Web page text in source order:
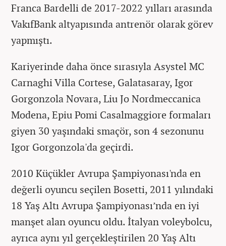
Franca Bardelli de 2017-2022 yılları arasında
VakıfBank altyapısında antrenör olarak görev
yapmıştı.
Kariyerinde daha önce sırasıyla Asystel MC
Carnaghi Villa Cortese, Galatasaray, Igor
Gorgonzola Novara, Liu Jo Nordmeccanica
Modena, Epiu Pomi Casalmaggiore formaları
giyen 30 yaşındaki smaçör, son 4 sezonunu
Igor Gorgonzola'da geçirdi.
2010 Küçükler Avrupa Şampiyonası'nda en
değerli oyuncu seçilen Bosetti, 2011 yılındaki
18 Yaş Altı Avrupa Şampiyonası’nda en iyi
manşet alan oyuncu oldu. İtalyan voleybolcu,
ayrıca aynı yıl gerçekleştirilen 20 Yaş Altı